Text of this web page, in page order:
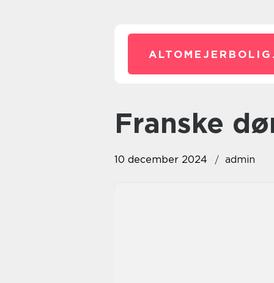
franske
10 december 2024 admin